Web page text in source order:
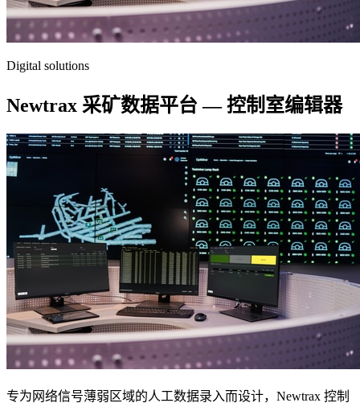
Digital solutions
Newtrax 采矿数据平台 — 控制室编辑器
专为网络信号薄弱区域的人工数据录入而设计，Newtrax 控制